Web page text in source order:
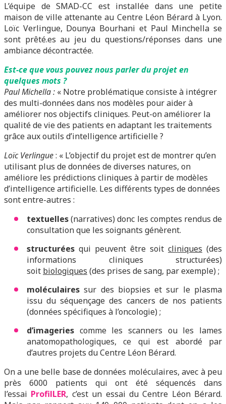
L’équipe de SMAD-CC est installée dans une petite
maison de ville attenante au Centre Léon Bérard à Lyon.
Loïc Verlingue, Dounya Bourhani et Paul Minchella se
sont prêté.es au jeu du questions/réponses dans une
ambiance décontractée.
Est-ce que vous pouvez nous parler du projet en
quelques mots ?
Paul Michella : « Notre problématique consiste à intégrer
des multi-données dans nos modèles pour aider à
améliorer nos objectifs cliniques. Peut-on améliorer la
qualité de vie des patients en adaptant les traitements
grâce aux outils d’intelligence artificielle ?
Loïc Verlingue: « L’objectif du projet est de montrer qu’en
utilisant plus de données de diverses natures, on
améliore les prédictions cliniques à partir de modèles
d’intelligence artificielle. Les différents types de données
sont entre-autres :
textuelles(narratives) donc les comptes rendus de
consultation que les soignants génèrent.
structurées qui peuvent être soit cliniques (des
informations cliniques structurées)
soit biologiques (des prises de sang, par exemple) ;
moléculairessur des biopsies et sur le plasma
issu du séquençage des cancers de nos patients
(données spécifiques à l’oncologie) ;
d’imageries comme les scanners ou les lames
anatomopathologiques, ce qui est abordé par
d’autres projets du Centre Léon Bérard.
On a une belle base de données moléculaires, avec à peu
près 6000 patients qui ont été séquencés dans
l’essai ProfilLER, c’est un essai du Centre Léon Bérard.